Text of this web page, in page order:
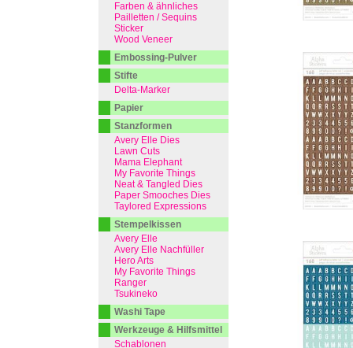
Farben & ähnliches
Pailletten / Sequins
Sticker
Wood Veneer
Embossing-Pulver
Stifte
Delta-Marker
Papier
Stanzformen
Avery Elle Dies
Lawn Cuts
Mama Elephant
My Favorite Things
Neat & Tangled Dies
Paper Smooches Dies
Taylored Expressions
Stempelkissen
Avery Elle
Avery Elle Nachfüller
Hero Arts
My Favorite Things
Ranger
Tsukineko
Washi Tape
Werkzeuge & Hilfsmittel
Schablonen